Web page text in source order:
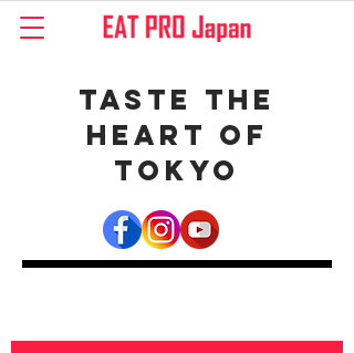
Taste the
Heart of
Tokyo